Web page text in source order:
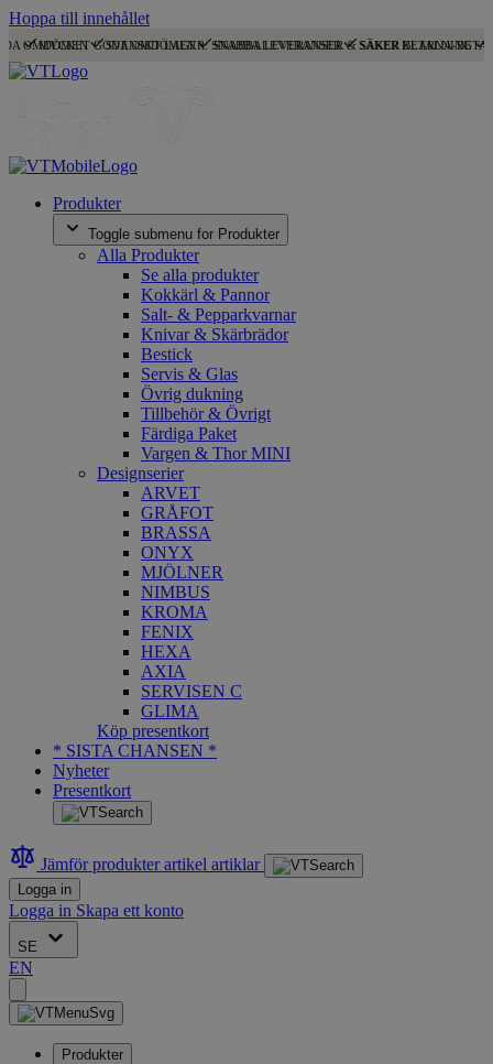
Hoppa till innehållet
OMDÖMEN SVENSKT LAGER: SNABBA LEVERANSER SÄKER KLARNA-
MYCKET GODA OMDÖMEN SNABBA LEVERANSER & SÄKER BETALNING
Produkter
Toggle submenu for Produkter
Alla Produkter
Se alla produkter
Kokkärl & Pannor
Salt- & Pepparkvarnar
Knivar & Skärbrädor
Bestick
Servis & Glas
Övrig dukning
Tillbehör & Övrigt
Färdiga Paket
Vargen & Thor MINI
Designserier
ARVET
GRÅFOT
BRASSA
ONYX
MJÖLNER
NIMBUS
KROMA
FENIX
HEXA
AXIA
SERVISEN C
GLIMA
Köp presentkort
* SISTA CHANSEN *
Nyheter
Presentkort
Jämför produkter artikel artiklar
Logga in
Logga in Skapa ett konto
SE
EN
Produkter